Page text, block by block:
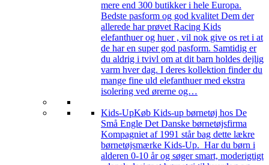
mere end 300 butikker i hele Europa.
Bedste pasform og god kvalitet Dem der
allerede har prøvet Racing Kids
elefanthuer og huer , vil nok give os ret i at
de har en super god pasform. Samtidig er
du aldrig i tvivl om at dit barn holdes dejlig
varm hver dag. I deres kollektion finder du
mange fine uld elefanthuer med ekstra
isolering ved ørerne og…
Kids-UpKøb Kids-up børnetøj hos De
Små Engle Det Danske børnetøjsfirma
Kompagniet af 1991 står bag dette lækre
børnetøjsmærke Kids-Up. Har du børn i
alderen 0-10 år og søger smart, moderigtigt